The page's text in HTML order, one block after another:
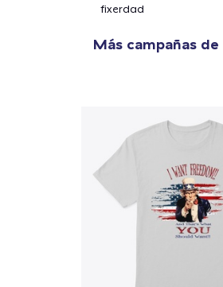
fixerdad
Más campañas de